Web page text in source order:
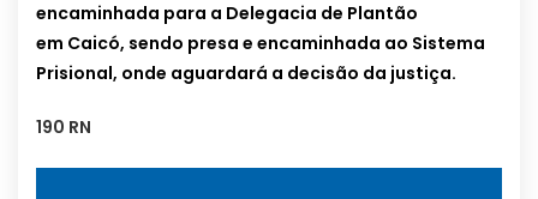
encaminhada para a Delegacia de Plantão
em Caicó, sendo presa e encaminhada ao Sistema
Prisional, onde aguardará a decisão da justiça.
190 RN